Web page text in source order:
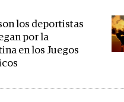
los deportistas
por la
en los Juegos